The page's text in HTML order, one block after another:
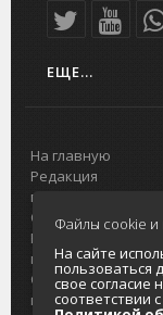
ЕЩЕ...
На главную
Редакция
портала
О проекте
Реклама на
портале
Отзывы и
предложения
Файлы cookie и
На сайте
пользоваться
свое согласие
соответствии